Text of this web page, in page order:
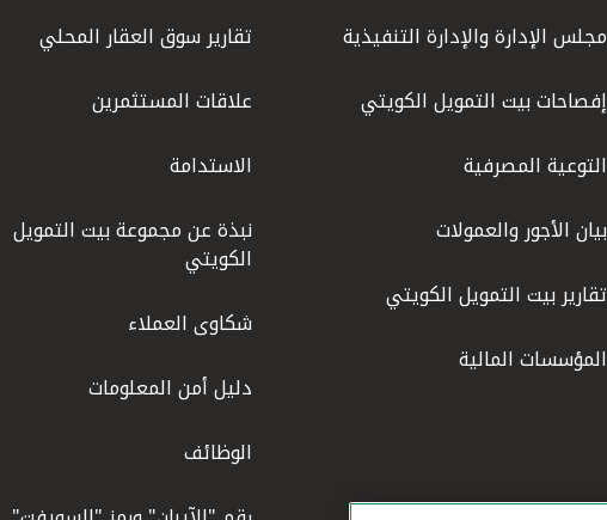
مجلس الإدارة والإدارة التنفيذية
إفصاحات بيت التمويل الكويتي
التوعية المصرفية
بيان الأجور والعمولات
تقارير بيت التمويل الكويتي
المؤسسات المالية
تقارير سوق العقار المحلي
علاقات المستثمرين
الاستدامة
نبذة عن مجموعة بيت التمويل
الكويتي
شكاوى العملاء
دليل أمن المعلومات
الوظائف